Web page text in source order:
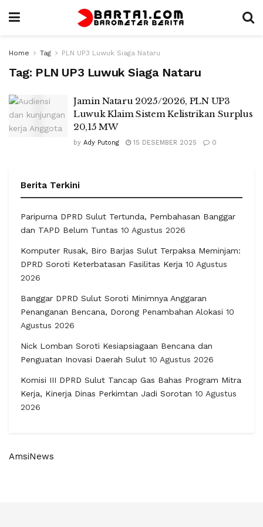
Home Tag PLN UP3 Luwuk Siaga Nataru
Tag: PLN UP3 Luwuk Siaga Nataru
Jamin Nataru 2025/2026, PLN UP3
Luwuk Klaim Sistem Kelistrikan Surplus
20,15 MW
by Ady Putong 15 DESEMBER 2025 0
Berita Terkini
Paripurna DPRD Sulut Tertunda, Pembahasan Banggar
dan TAPD Belum Tuntas 10 Agustus 2026
Komputer Rusak, Biro Barjas Sulut Terpaksa Meminjam:
DPRD Soroti Keterbatasan Fasilitas Kerja 10 Agustus
2026
Banggar DPRD Sulut Soroti Minimnya Anggaran
Penanganan Bencana, Dorong Penambahan Alokasi 10
Agustus 2026
Nick Lomban Soroti Kesiapsiagaan Bencana dan
Penguatan Inovasi Daerah Sulut 10 Agustus 2026
Komisi III DPRD Sulut Tancap Gas Bahas Program Mitra
Kerja, Kinerja Dinas Perkimtan Jadi Sorotan 10 Agustus
2026
AmsiNews